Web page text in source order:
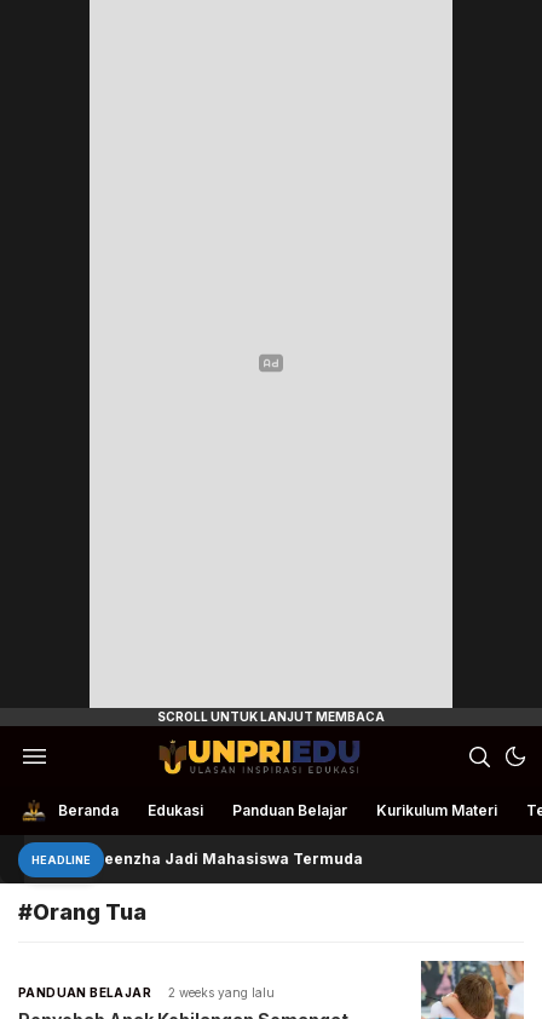
UnpriEdu
Ulasan Inspirasi Edukasi
Beranda Edukasi Panduan Belajar Kurikulum Materi
HEADLINEQueenzha Jadi Mahasiswa Termuda
#Orang Tua
PANDUAN BELAJAR 2 weeks yang lalu